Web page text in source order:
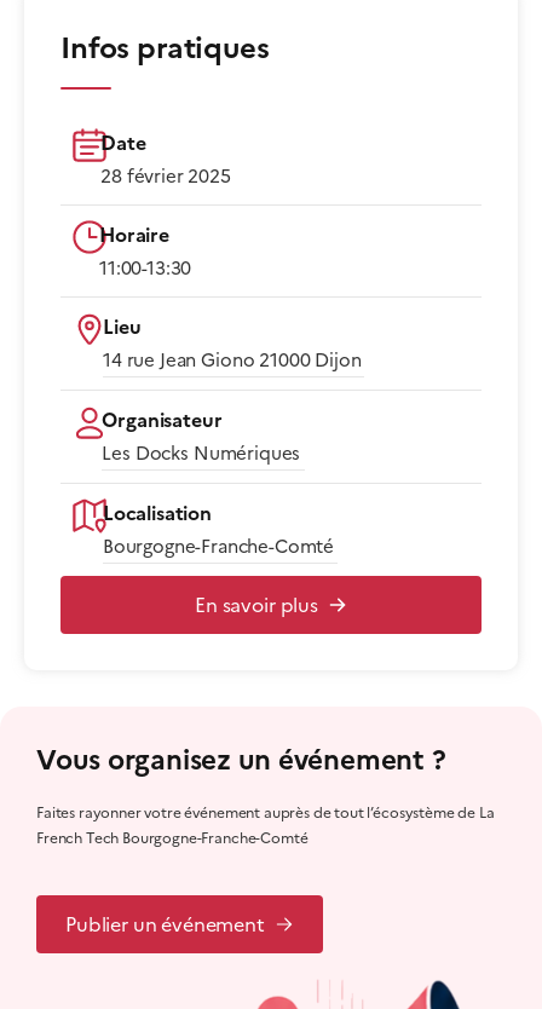
Infos pratiques
Date
28 février 2025
Horaire
11:00-13:30​
Lieu
14 rue Jean Giono 21000 Dijon​
Organisateur
Les Docks Numériques
Localisation
Bourgogne-Franche-Comté
En savoir plus
Vous organisez un événement ?
Faites rayonner votre événement auprès de tout l’écosystème de La
French Tech Bourgogne-Franche-Comté
Publier un événement